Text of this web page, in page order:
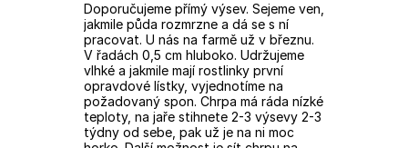
Doporučujeme přímý výsev. Sejeme ven,
jakmile půda rozmrzne a dá se s ní
pracovat. U nás na farmě už v březnu.
V řadách 0,5 cm hluboko. Udržujeme
vlhké a jakmile mají rostlinky první
opravdové lístky, vyjednotíme na
požadovaný spon. Chrpa má ráda nízké
teploty, na jaře stihnete 2-3 výsevy 2-3
týdny od sebe, pak už je na ni moc